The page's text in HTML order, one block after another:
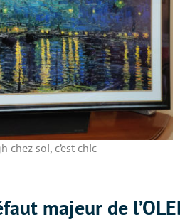
chez soi, c’est chic
majeur de